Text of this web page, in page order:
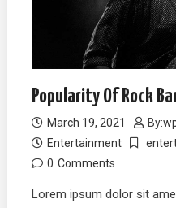
Popularity Of Rock
March 19, 2021 By:
Entertainment
0 Comments
Lorem ipsum dolor sit